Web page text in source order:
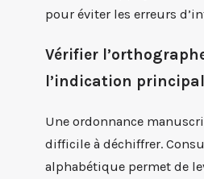
pour éviter les erreurs
Vérifier
l’indication
Une ordonnance
difficile à déchiffrer.
alphabétique permet de